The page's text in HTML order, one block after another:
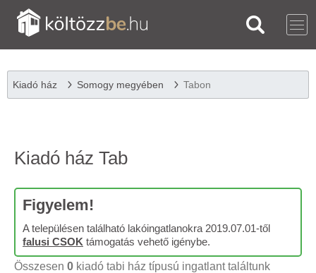
Kiadó ház Somogy megyében Tabon
Kiadó ház Tab
Figyelem!
A településen található lakóingatlanokra 2019.07.01-től
falusi CSOK támogatás vehető igénybe.
Összesen 0 kiadó tabi ház típusú ingatlant találtunk